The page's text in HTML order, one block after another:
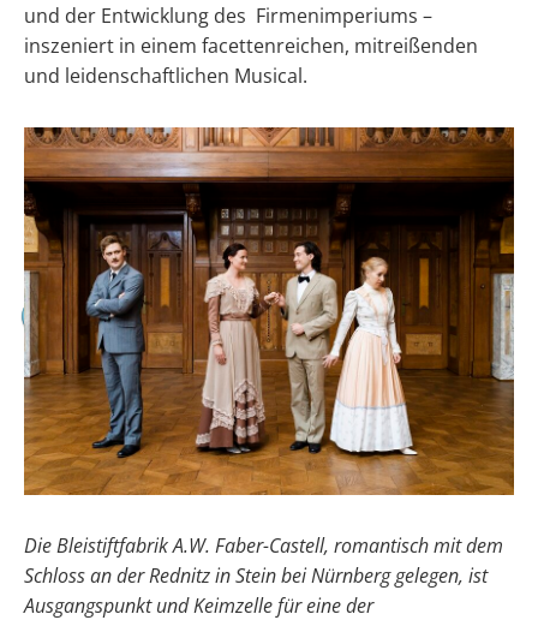
und der Entwicklung des Firmenimperiums –
inszeniert in einem facettenreichen, mitreißenden
und leidenschaftlichen Musical.
Die Bleistiftfabrik A.W. Faber-Castell, romantisch mit dem
Schloss an der Rednitz in Stein bei Nürnberg gelegen, ist
Ausgangspunkt und Keimzelle für eine der